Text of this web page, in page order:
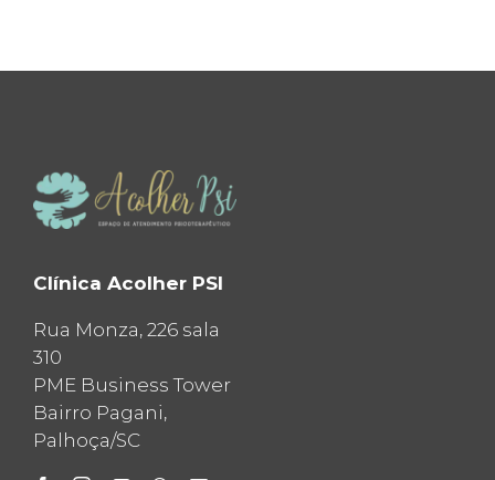
Clínica Acolher PSI
Rua Monza, 226 sala
310
PME Business Tower
Bairro Pagani,
Palhoça/SC